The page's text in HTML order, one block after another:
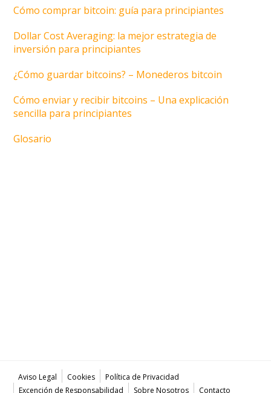
Cómo comprar bitcoin: guía para principiantes
Dollar Cost Averaging: la mejor estrategia de
inversión para principiantes
¿Cómo guardar bitcoins? – Monederos bitcoin
Cómo enviar y recibir bitcoins – Una explicación
sencilla para principiantes
Glosario
Aviso Legal Cookies
Política de Privacidad
Excención de Responsabilidad
Sobre Nosotros Contacto